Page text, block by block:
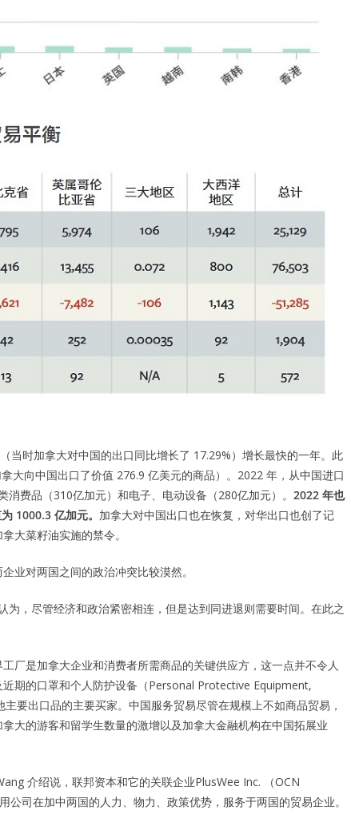
当时加拿大对中国的出口同比增长了 17.29%）增长最快的一年。此
大向中国出口了价值 276.9 亿美元的商品）。2022 年，从中国进口
费品（310亿加元）和电子、电动设备（280亿加元）。 2022 年也
1000.3 亿加元。 加拿大对中国出口也在恢复，对华出口也创了记
大菜籽油实施的禁令。
业对两国之间的政治冲突比较漠然。
，尽管经济和政治紧密相连，但是达到同进退则需要时间。在此之
厂是加拿大企业和消费者所需商品的关键供应方，这一点并不令人
期的口罩和个人防护设备（Personal Protective Equipment,
要出口品的主要买家。中国服务贸易尽管在规模上不如商品贸易，
大的游客和留学生数量的激增以及加拿大金融机构在中国拓展业
介绍说，联邦资本和它的关联企业PlusWee Inc. （OCN
司在加中两国的人力、物力、政策优势，服务于两国的贸易企业。